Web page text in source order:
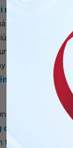
màng cứng
trình vượt cạn.
sản phụ giảm
nhưng hầu
được thực hiện
dạ
tích cực,
truyền tĩnh
. Khi tiến
tủy sống để